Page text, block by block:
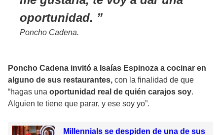
oportunidad.
Poncho Cadena.
Poncho Cadena invitó a Isaías Espinoza a cocinar en
alguno de sus restaurantes, con la finalidad de que
“hagas una oportunidad real de quién carajos soy.
Alguien te tiene que parar, y ese soy yo”.
Millennials se despiden de una de sus